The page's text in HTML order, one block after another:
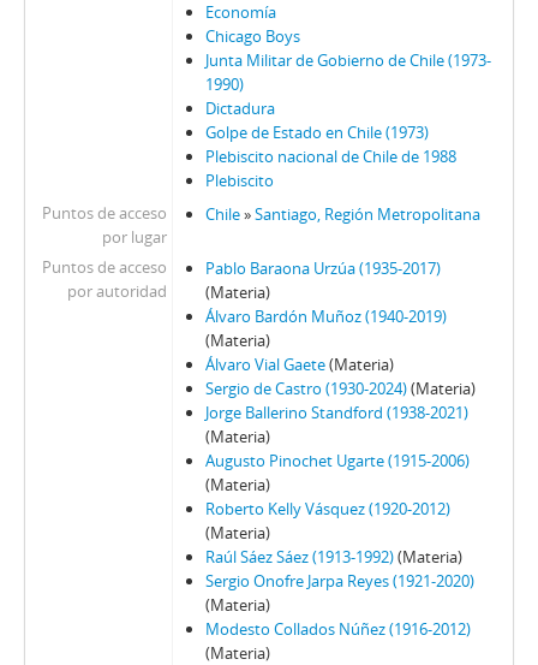
99 - Molina Silva, Sergio
100 - Ossa Pretot, Sergio
101 - Mena, Odlanier
102 - Silva Cimma, Enrique
103 - Mena, Odlanier
104 - Ossa Pretot, Sergio
105 - Mena, Odlanier
106 - Videla, Ernesto
107 - Mena, Odlanier
108 - Juan Guzmán Tapia (I)
109 - Juan Guzmán Tapia (II)
110 - Juan Guzmán Tapia (III)
111 - Juan Guzmán Tapia (IV)
CH - Cita con la Historia
JW - Entrevistas realizadas por James R. Whelan
Economía
Chicago Boys
Junta Militar de Gobierno de Chile (1973-
1990)
Dictadura
Golpe de Estado en Chile (1973)
Plebiscito nacional de Chile de 1988
Plebiscito
Puntos de acceso
por lugar
Chile»Santiago, Región Metropolitana
Puntos de acceso
por autoridad
Pablo Baraona Urzúa (1935-2017)
(Materia)
Álvaro Bardón Muñoz (1940-2019)
(Materia)
Álvaro Vial Gaete(Materia)
Sergio de Castro (1930-2024)(Materia)
Jorge Ballerino Standford (1938-2021)
(Materia)
Augusto Pinochet Ugarte (1915-2006)
(Materia)
Roberto Kelly Vásquez (1920-2012)
(Materia)
Raúl Sáez Sáez (1913-1992)(Materia)
Sergio Onofre Jarpa Reyes (1921-2020)
(Materia)
Modesto Collados Núñez (1916-2012)
(Materia)